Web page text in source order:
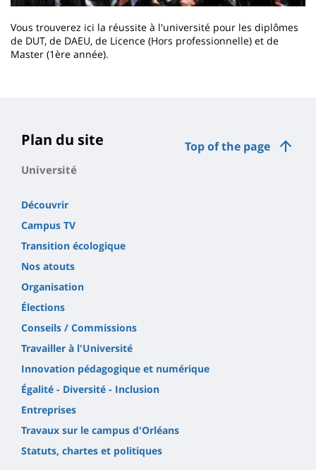
Vous trouverez ici la réussite à l'université pour les diplômes
de DUT, de DAEU, de Licence (Hors professionnelle) et de
Master (1ère année).
page
principale
Top of the page
Plan du site
Université
Découvrir
Campus TV
Transition écologique
Nos atouts
Organisation
Élections
Conseils / Commissions
Travailler à l'Université
Innovation pédagogique et numérique
Égalité - Diversité - Inclusion
Entreprises
Travaux sur le campus d'Orléans
Statuts, chartes et politiques